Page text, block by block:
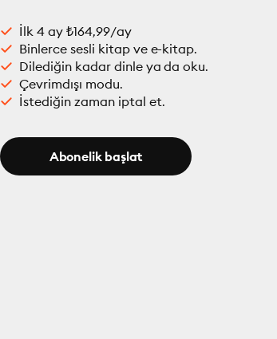
İlk 4 ay ₺164,99/ay
Binlerce sesli kitap ve e-kitap.
Dilediğin kadar dinle ya da oku.
Çevrimdışı modu.
İstediğin zaman iptal et.
Abonelik başlat